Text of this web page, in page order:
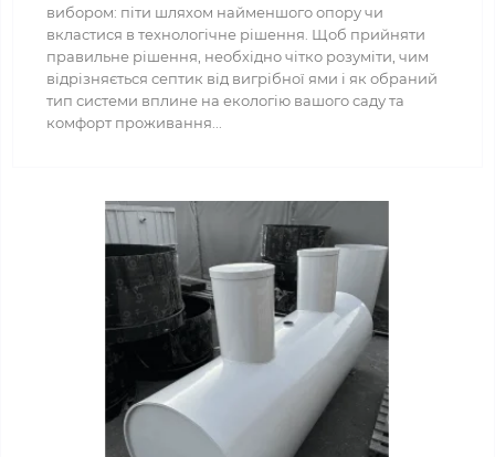
вибором: піти шляхом найменшого опору чи
вкластися в технологічне рішення. Щоб прийняти
правильне рішення, необхідно чітко розуміти, чим
відрізняється септик від вигрібної ями і як обраний
тип системи вплине на екологію вашого саду та
комфорт проживання...